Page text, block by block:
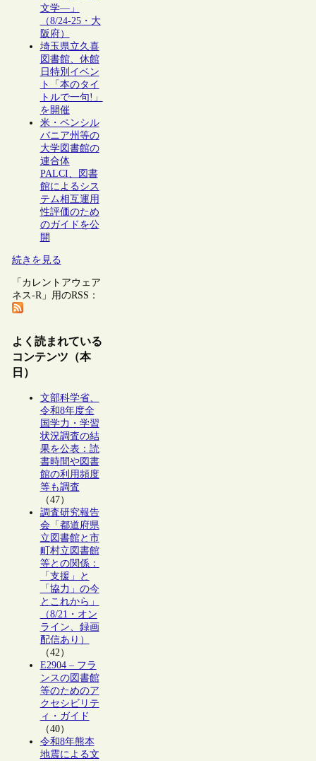
文学―」
（8/24-25・大
阪府）
埼玉県立久喜
図書館、休館
日特別イベン
ト「本のタイ
トルで一句!」
を開催
米・ペンシル
バニア州等の
大学図書館の
連合体
PALCI、図書
館によるシス
テム相互運用
性評価のため
のガイドを公
開
続きを見る
「カレントアウェア
ネス-R」用のRSS：
よく読まれている
コンテンツ（本
日）
文部科学省、
令和8年度全
国学力・学習
状況調査の結
果を公表：読
書時間や図書
館の利用頻度
等も調査
（47）
調査研究報告
会「都道府県
立図書館と市
町村立図書館
等との関係：
「支援」と
「協力」の今
とこれから」
（8/21・オン
ライン、録画
配信あり）
（42）
E2904 – フラ
ンスの図書館
等のためのア
クセシビリテ
ィ・ガイド
（40）
令和8年熊本
地震による文